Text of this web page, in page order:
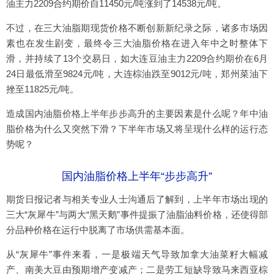
油主力2209合约期价自11450元/吨涨到了14538元/吨。
不过，在三大油脂期现货价格不断创新新纪录之际，诸多市场因
素也在发生剧变，最终令三大油脂价格在进入年中之时整体下
滑，并持续了13个交易日，如大连豆油主力2209合约期价在6月
24日最低滑至9824元/吨，大连棕油跌至9012元/吨，郑州菜油下
挫至11825元/吨。
造成国内油脂价格上半年步步高升的主要因素是什么呢？年中油
脂价格为什么又突然下滑？下半年市场又将呈现什么样的运行态
势呢？
国内油脂价格上半年“步步高升”
期货日报记者与相关专业人士沟通后了解到，上半年市场出现的
三大“灰犀牛”与两大“黑天鹅”事件提振了油脂油料价格，还使得部
分品种价格在运行中脱离了市场供需基本面。
从“灰犀牛”事件来看，一是极端天气导致加拿大油菜籽大幅减
产、南美大豆由预期增产变减产；二是劳工短缺导致马来西亚棕